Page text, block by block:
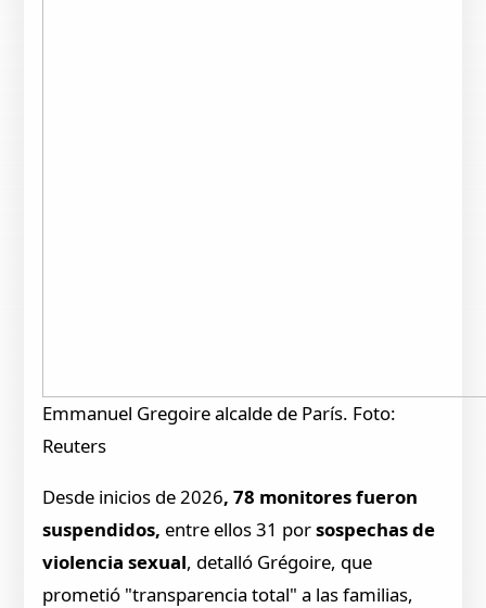
Emmanuel Gregoire alcalde de París. Foto:
Reuters
Desde inicios de 2026, 78 monitores fueron
suspendidos, entre ellos 31 porsospechas de
violencia sexual, detalló Grégoire, que
prometió "transparencia total" a las familias,